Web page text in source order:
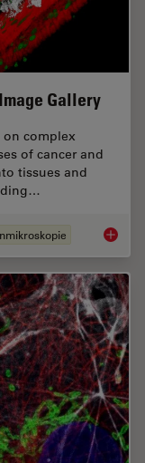
Gallery
on complex
of cancer and
tissues and
DIVE